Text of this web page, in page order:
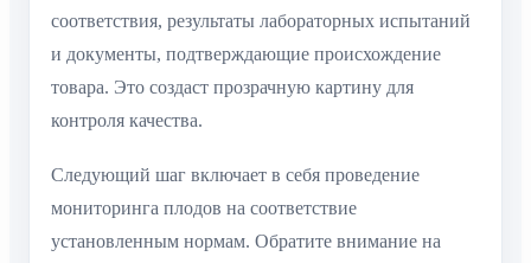
соответствия, результаты лабораторных испытаний
и документы, подтверждающие происхождение
товара. Это создаст прозрачную картину для
контроля качества.
Следующий шаг включает в себя проведение
мониторинга плодов на соответствие
установленным нормам. Обратите внимание на